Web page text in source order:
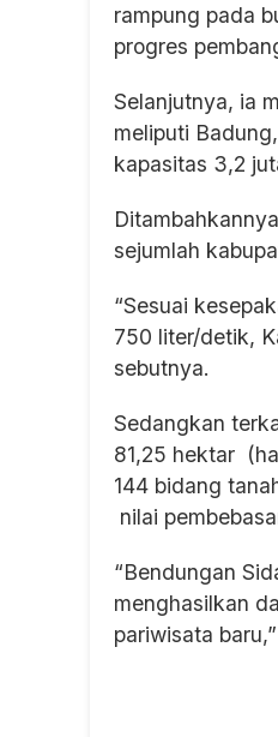
rampung pada
progres
Selanjutnya, ia
meliputi
kapasitas 3,2
sejumlah
“Sesuai
750 liter/detik,
sebutnya.
Sedangkan
81,25 hektar
144 bidang
nilai
“Bendungan
menghasilkan
pariwisata